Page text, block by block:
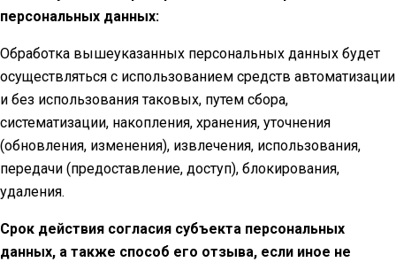
персональных данных:
Обработка вышеуказанных персональных данных будет
осуществляться с использованием средств автоматизации
и без использования таковых, путем сбора,
систематизации, накопления, хранения, уточнения
(обновления, изменения), извлечения, использования,
передачи (предоставление, доступ), блокирования,
удаления.
Срок действия согласия субъекта персональных
данных, а также способ его отзыва, если иное не